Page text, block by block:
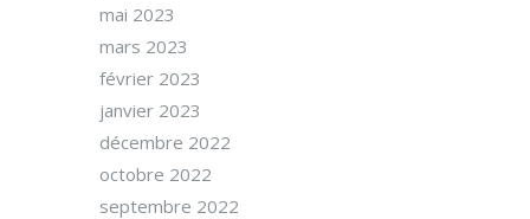
mai 2023
mars 2023
février 2023
janvier 2023
décembre 2022
octobre 2022
septembre 2022